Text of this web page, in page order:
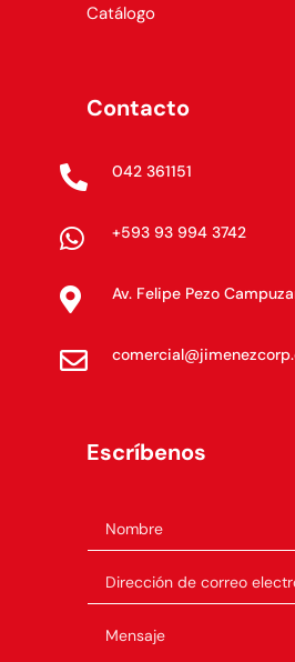
Catálogo
Contacto
 042 361151
 +593 93 994 3742
 Av. Felipe Pezo

Escríbenos